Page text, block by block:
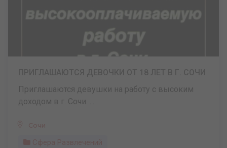
Приглашаются девушки на работу с высоким
доходом в г. Сочи. ...
Сочи
Сфера Развлечений